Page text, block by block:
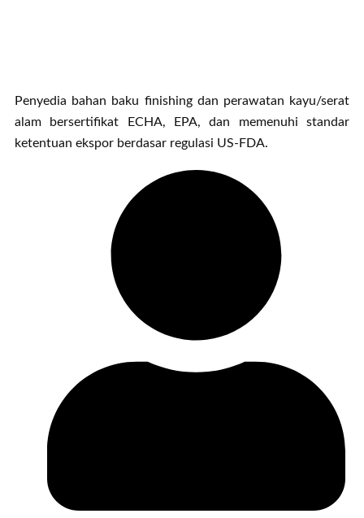
Penyedia bahan baku finishing dan perawatan kayu/serat
alam bersertifikat ECHA, EPA, dan memenuhi standar
ketentuan ekspor berdasar regulasi US-FDA.